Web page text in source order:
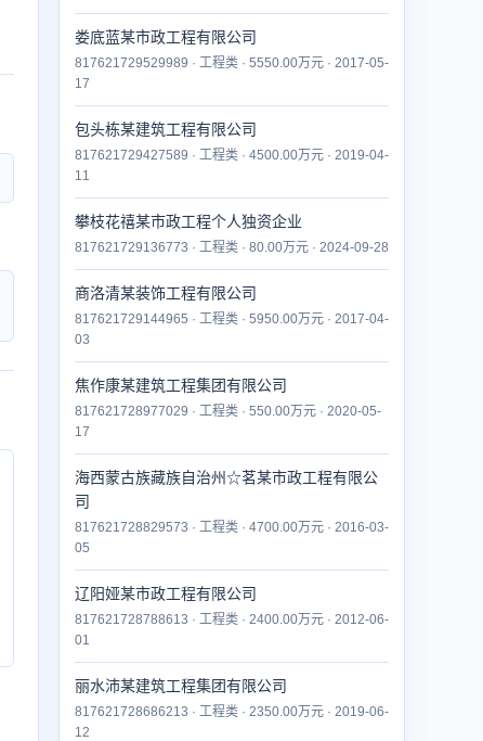
娄底蓝某市政工程有限公司
817621729529989 · 工程类 · 5550.00万元 · 2017-05-
17
包头栋某建筑工程有限公司
817621729427589 · 工程类 · 4500.00万元 · 2019-04-
11
攀枝花禧某市政工程个人独资企业
817621729136773 · 工程类 · 80.00万元 · 2024-09-28
商洛清某装饰工程有限公司
817621729144965 · 工程类 · 5950.00万元 · 2017-04-
03
焦作康某建筑工程集团有限公司
817621728977029 · 工程类 · 550.00万元 · 2020-05-
17
海西蒙古族藏族自治州☆茗某市政工程有限公
司
817621728829573 · 工程类 · 4700.00万元 · 2016-03-
05
辽阳娅某市政工程有限公司
817621728788613 · 工程类 · 2400.00万元 · 2012-06-
01
丽水沛某建筑工程集团有限公司
817621728686213 · 工程类 · 2350.00万元 · 2019-06-
12